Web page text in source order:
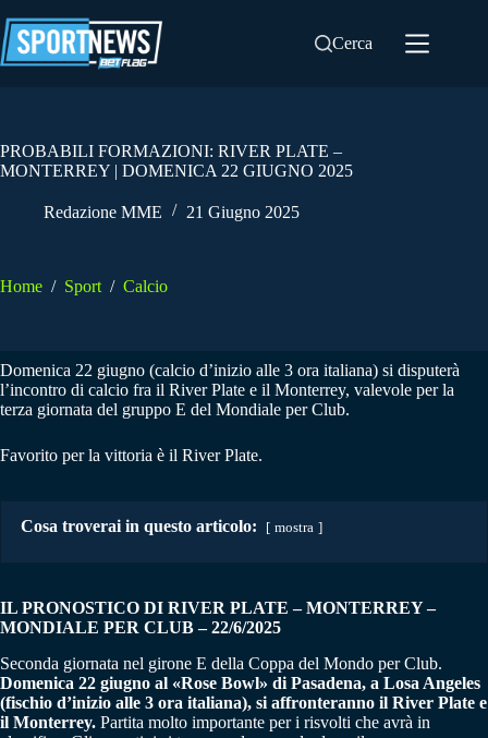
al
contenuto
Cerca
PROBABILI FORMAZIONI: RIVER PLATE –
MONTERREY | DOMENICA 22 GIUGNO 2025
Redazione MME 21 Giugno 2025
Home / Sport / Calcio
Domenica 22 giugno (calcio d’inizio alle 3 ora italiana) si disputerà
l’incontro di calcio fra il River Plate e il Monterrey, valevole per la
terza giornata del gruppo E del Mondiale per Club.
Favorito per la vittoria è il River Plate.
Cosa troverai in questo articolo: mostra
IL PRONOSTICO DI RIVER PLATE – MONTERREY–
MONDIALE PER CLUB– 22/6/2025
Seconda giornata nel girone E della Coppa del Mondo per Club.
Domenica 22 giugno al «Rose Bowl» di Pasadena, a Losa Angeles
(fischio d’inizio alle 3 ora italiana), si affronteranno il River Plate e
il Monterrey. Partita molto importante per i risvolti che avrà in